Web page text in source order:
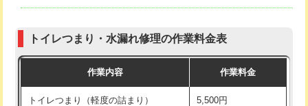
トイレつまり・水漏れ修理の作業料金表
作業内容 作業料金
トイレつまり（軽度の詰まり） 5,500円